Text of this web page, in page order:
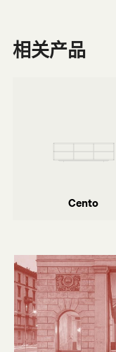
相关产品
Cento
Cento